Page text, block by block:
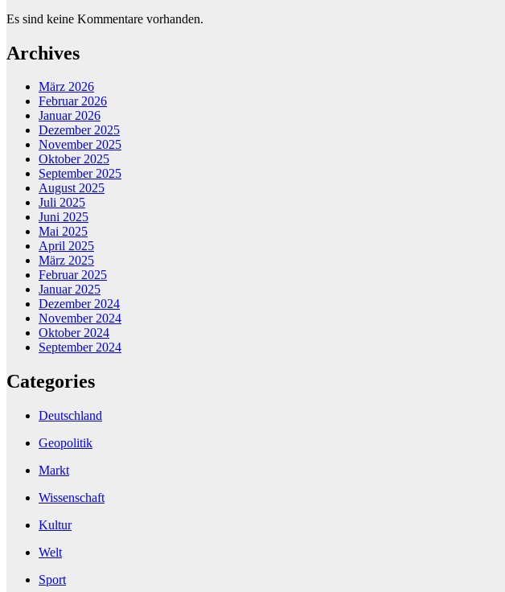
Es sind keine Kommentare vorhanden.
Archives
März 2026
Februar 2026
Januar 2026
Dezember 2025
November 2025
Oktober 2025
September 2025
August 2025
Juli 2025
Juni 2025
Mai 2025
April 2025
März 2025
Februar 2025
Januar 2025
Dezember 2024
November 2024
Oktober 2024
September 2024
Categories
Deutschland
Geopolitik
Markt
Wissenschaft
Kultur
Welt
Sport